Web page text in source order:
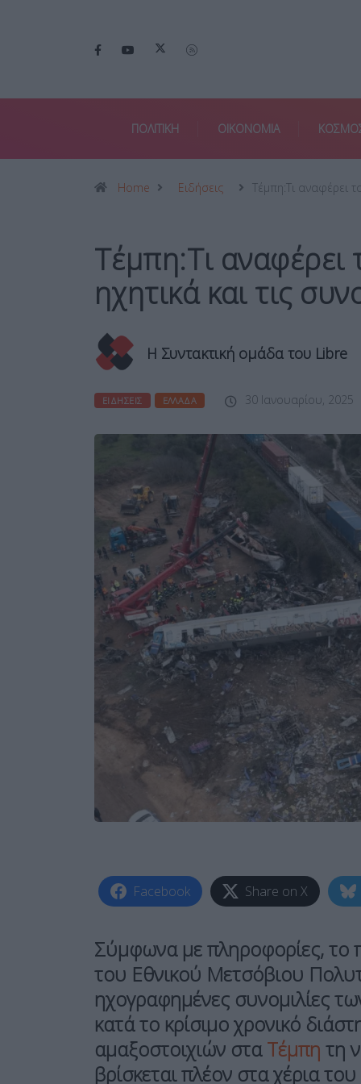
ΠΟΛΙΤΙΚΗ ΟΙΚΟΝΟΜΙΑ
Home Ειδήσεις Τέμπη:Τι αναφέρει
Τέμπη:Τι
ηχητικά και τις
Η Συντακτική ομάδα του Libre
ΕΙΔΉΣΕΙΣ ΕΛΛΆΔΑ 30 Ιανουαρίου, 2025
Facebook Share on X
Σύμφωνα με πληροφορίες, το
του Εθνικού Μετσόβιου
ηχογραφημένες συνομιλίες
κατά το κρίσιμο χρονικό
αμαξοστοιχιών σταΤέμπη τη
βρίσκεται πλέον στα χέρια